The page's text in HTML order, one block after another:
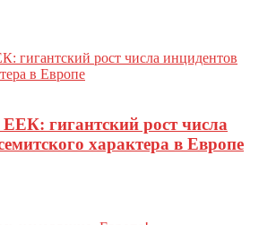
гигантский рост числа
характера в Европе